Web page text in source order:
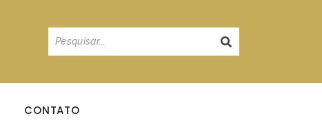
CONTATO